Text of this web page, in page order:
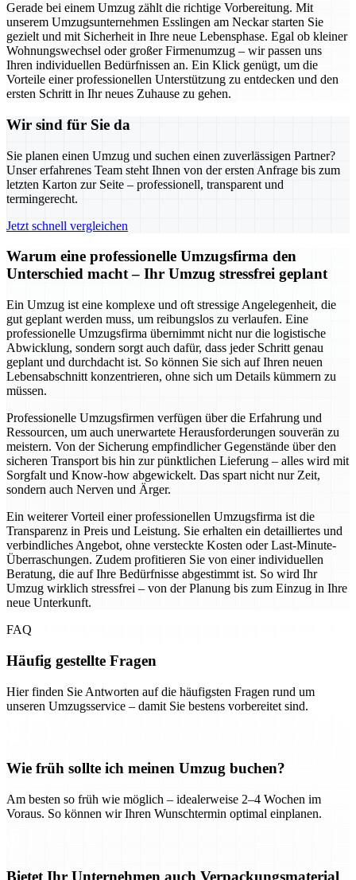
Gerade bei einem Umzug zählt die richtige Vorbereitung. Mit
unserem Umzugsunternehmen Esslingen am Neckar starten Sie
gezielt und mit Sicherheit in Ihre neue Lebensphase. Egal ob kleiner
Wohnungswechsel oder großer Firmenumzug – wir passen uns
Ihren individuellen Bedürfnissen an. Ein Klick genügt, um die
Vorteile einer professionellen Unterstützung zu entdecken und den
ersten Schritt in Ihr neues Zuhause zu gehen.
Wir sind für Sie da
Sie planen einen Umzug und suchen einen zuverlässigen Partner?
Unser erfahrenes Team steht Ihnen von der ersten Anfrage bis zum
letzten Karton zur Seite – professionell, transparent und
termingerecht.
Jetzt schnell vergleichen
Warum eine professionelle Umzugsfirma den
Unterschied macht – Ihr Umzug stressfrei geplant
Ein Umzug ist eine komplexe und oft stressige Angelegenheit, die
gut geplant werden muss, um reibungslos zu verlaufen. Eine
professionelle Umzugsfirma übernimmt nicht nur die logistische
Abwicklung, sondern sorgt auch dafür, dass jeder Schritt genau
geplant und durchdacht ist. So können Sie sich auf Ihren neuen
Lebensabschnitt konzentrieren, ohne sich um Details kümmern zu
müssen.
Professionelle Umzugsfirmen verfügen über die Erfahrung und
Ressourcen, um auch unerwartete Herausforderungen souverän zu
meistern. Von der Sicherung empfindlicher Gegenstände über den
sicheren Transport bis hin zur pünktlichen Lieferung – alles wird mit
Sorgfalt und Know-how abgewickelt. Das spart nicht nur Zeit,
sondern auch Nerven und Ärger.
Ein weiterer Vorteil einer professionellen Umzugsfirma ist die
Transparenz in Preis und Leistung. Sie erhalten ein detailliertes und
verbindliches Angebot, ohne versteckte Kosten oder Last-Minute-
Überraschungen. Zudem profitieren Sie von einer individuellen
Beratung, die auf Ihre Bedürfnisse abgestimmt ist. So wird Ihr
Umzug wirklich stressfrei – von der Planung bis zum Einzug in Ihre
neue Unterkunft.
FAQ
Häufig gestellte Fragen
Hier finden Sie Antworten auf die häufigsten Fragen rund um
unseren Umzugsservice – damit Sie bestens vorbereitet sind.
Wie früh sollte ich meinen Umzug buchen?
Am besten so früh wie möglich – idealerweise 2–4 Wochen im
Voraus. So können wir Ihren Wunschtermin optimal einplanen.
Bietet Ihr Unternehmen auch Verpackungsmaterial